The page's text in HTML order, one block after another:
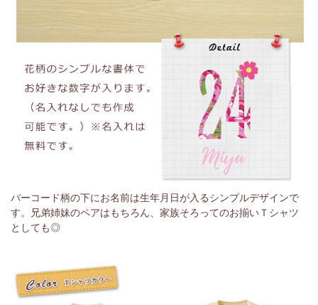
バーコード柄の下にお名前は生年月日が入るシンプルデザインで
す。兄弟姉妹のペアはもちろん、家族そろってのお揃いＴシャツ
としても◎